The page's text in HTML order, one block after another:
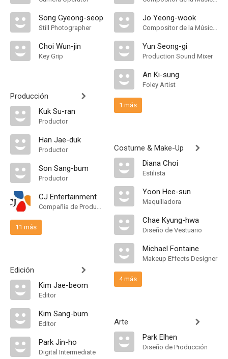
Song Gyeong-seop
Still Photographer
Choi Wun-jin
Key Grip
Producción
Kuk Su-ran
Productor
Han Jae-duk
Productor
Son Sang-bum
Productor
CJ Entertainment
Compañía de Produccion
11 más
Edición
Kim Jae-beom
Editor
Kim Sang-bum
Editor
Park Jin-ho
Digital Intermediate
Jo Yeong-wook
Compositor de la Música Original
Yun Seong-gi
Production Sound Mixer
An Ki-sung
Foley Artist
1 más
Costume & Make-Up
Diana Choi
Estilista
Yoon Hee-sun
Maquilladora
Chae Kyung-hwa
Diseño de Vestuario
Michael Fontaine
Makeup Effects Designer
4 más
Arte
Park Elhen
Diseño de Producción